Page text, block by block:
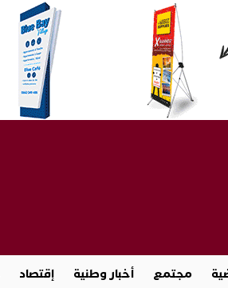
مجتمع أخبار وطنية إقتصاد